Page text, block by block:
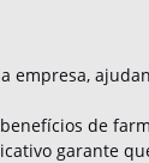
empresa,
de
garante